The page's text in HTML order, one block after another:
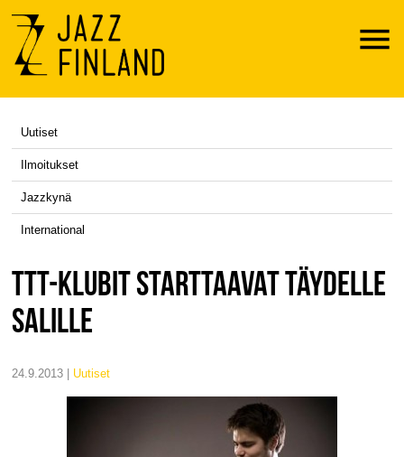
Menu
Uutiset
Ilmoitukset
Jazzkynä
International
TTT-KLUBIT STARTTAAVAT TÄYDELLE
SALILLE
24.9.2013 | uutiset